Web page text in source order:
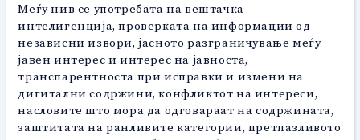
Меѓу нив се употребата на вештачка
интелигенција, проверката на информации од
независни извори, јасното разграничување меѓу
јавен интерес и интерес на јавноста,
транспарентноста при исправки и измени на
дигитални содржини, конфликтот на интереси,
насловите што мора да одговараат на содржината,
заштитата на ранливите категории, претпазливото